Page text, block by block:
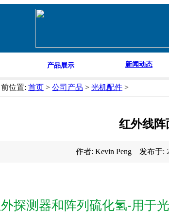
产品展示 新闻动态
位置: 首页 > 公司产品 > 光机配件 >
红外线阵
作者: Kevin Peng 发布于:
探测器和阵列硫化氢-用于